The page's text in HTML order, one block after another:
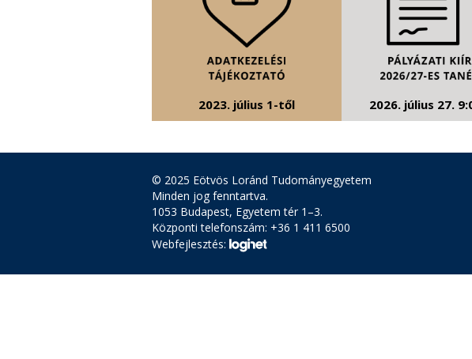
2023. július 1-től 2026. július 27.
© 2025 Eötvös Loránd Tudományegyetem
Minden jog fenntartva.
1053 Budapest, Egyetem tér 1–3.
Központi telefonszám: +36 1 411 6500
Webfejlesztés: